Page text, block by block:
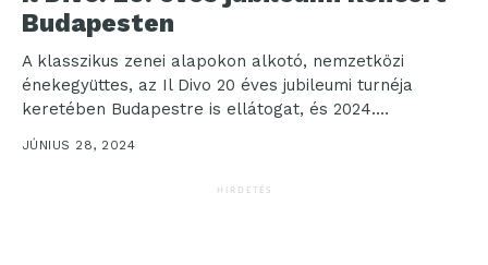
Budapesten
A klasszikus zenei alapokon alkotó, nemzetközi
énekegyüttes, az Il Divo 20 éves jubileumi turnéja
keretében Budapestre is ellátogat, és 2024.
szeptember 24-én a...
JÚNIUS 28, 2024
HIRDETÉS